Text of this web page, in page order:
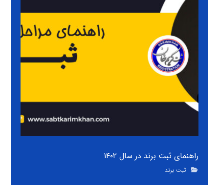
راهنمای ثبت برند در سال ۱۴۰۲
ثبت برند